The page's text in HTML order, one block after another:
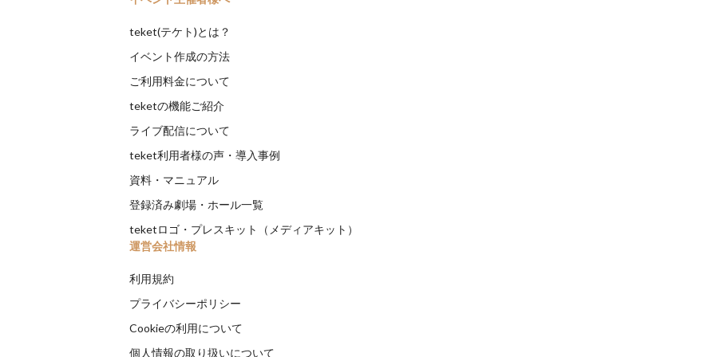
teket(テケト)とは？
イベント作成の方法
ご利用料金について
teketの機能ご紹介
ライブ配信について
teket利用者様の声・導入事例
資料・マニュアル
登録済み劇場・ホール一覧
teketロゴ・プレスキット（メディアキット）
運営会社情報
利用規約
プライバシーポリシー
Cookieの利用について
個人情報の取り扱いについて